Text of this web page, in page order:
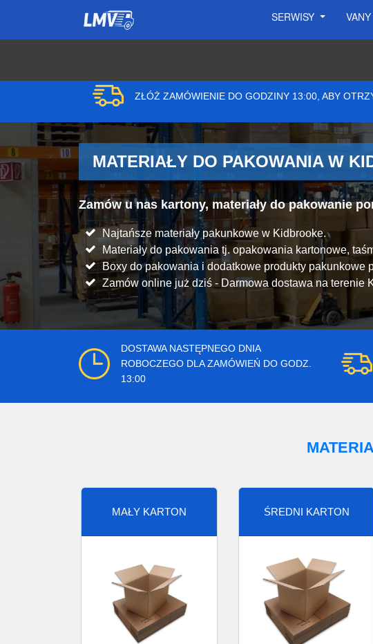
SERWISY VANY
ZŁÓŻ ZAMÓWIENIE DO GODZINY 13:00, ABY
MATERIAŁY DO PAKOWANIA W
Zamów u nas kartony, materiały do pakowanie
Najtańsze materiały pakunkowe w Kidbrooke.
Materiały do pakowania tj. opakowania kartonowe,
Boxy do pakowania i dodatkowe produkty pakunkowe
Zamów online już dziś - Darmowa dostawa na terenie
DOSTAWA NASTĘPNEGO DNIA
ROBOCZEGO DLA ZAMÓWIEŃ DO GODZ.
13:00
MAŁY KARTON ŚREDNI KARTON